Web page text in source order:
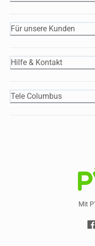
Für unsere Kunden
Hilfe & Kontakt
Tele Columbus
Mit